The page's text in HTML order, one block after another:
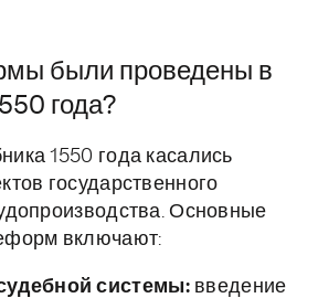
были проведены в
года?
1550 года касались
государственного
Основные
включают:
системы:введение